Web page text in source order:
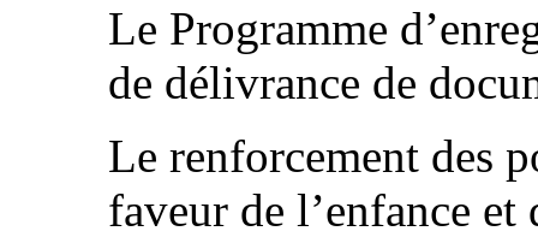
Le Programme
de délivrance de
Le renforcement des
faveur de l’enfance et